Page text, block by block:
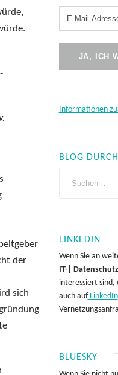
der
sich
Informationen
BLOG
LINKEDIN
Wenn Sie an
IT-|
interessiert sind,
auch aufLinkedIn
BLUESKY